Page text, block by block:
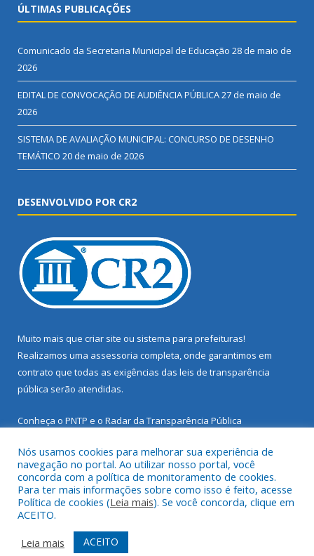
ÚLTIMAS PUBLICAÇÕES
Comunicado da Secretaria Municipal de Educação 28 de maio de
2026
EDITAL DE CONVOCAÇÃO DE AUDIÊNCIA PÚBLICA27 de maio de
2026
SISTEMA DE AVALIAÇÃO MUNICIPAL: CONCURSO DE DESENHO
TEMÁTICO 20 de maio de 2026
DESENVOLVIDO POR CR2
Muito mais que criar site ou sistema para prefeituras!
Realizamos uma assessoria completa, onde garantimos em
contrato que todas as exigências das leis de transparência
pública serão atendidas.
Conheça o PNTP e o Radar da Transparência Pública
Todos os direitos reservados a Prefeitura Municipal de Santarém
Novo.
Mapa do Site
Acessar Área Administrativa
Nós usamos cookies para melhorar sua experiência de
navegação no portal. Ao utilizar nosso portal, você
concorda com a política de monitoramento de cookies.
Para ter mais informações sobre como isso é feito, acesse
Política de cookies (Leia mais). Se você concorda, clique em
ACEITO.
Leia mais
ACEITO